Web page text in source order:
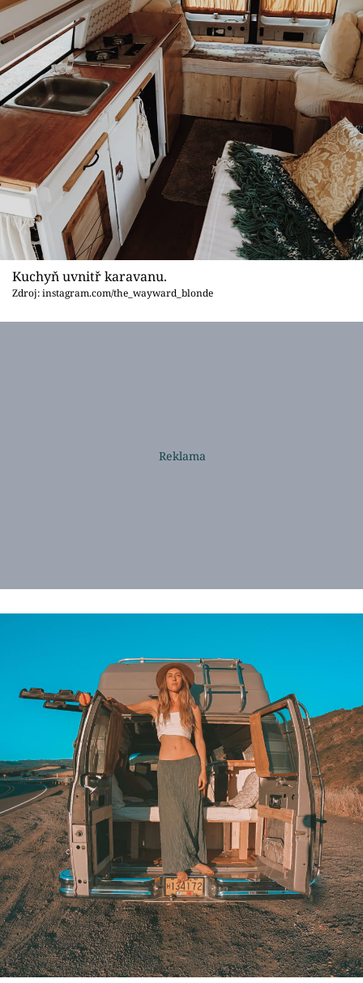
Kuchyň uvnitř karavanu.
Zdroj: instagram.com/the_wayward_blonde